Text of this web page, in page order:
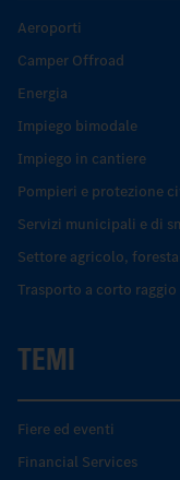
Aeroporti
Camper Offroad
Energia
Impiego bimodale
Impiego in cantiere
Pompieri e protezione
Servizi municipali e di
Settore agricolo,
Trasporto a corto raggio
TEMI
Fiere ed eventi
Financial Services